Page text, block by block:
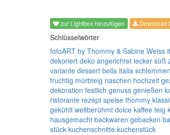
zur Lightbox hinzufügen Download
Schlüsselwörter
fotoART by Thommy & Sabine Weiss
dekoriert deko angerichtet lecker süß
variante dessert bella italia schlemmen
fruchtig mürbteig naschen hochzeit
dekoration festlich genuss genießen
ristorante rezept speise thommy
gekühlt weltberühmt dolce kaffee teig
hausgemacht backwaren gebacken
stück kuchenschnitte kuchenstück